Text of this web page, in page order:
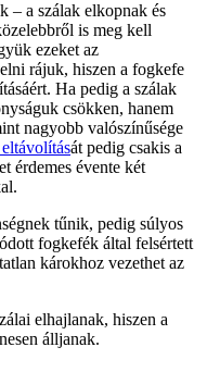
– a szálak elkopnak és
is meg kell
ezeket az
rájuk, hiszen a fogkefe
Ha pedig a szálak
csökken, hanem
nagyobb valószínűsége
át pedig csakis a
érdemes évente két
tűnik, pedig súlyos
fogkefék által felsértett
károkhoz vezethet az
elhajlanak, hiszen a
álljanak.